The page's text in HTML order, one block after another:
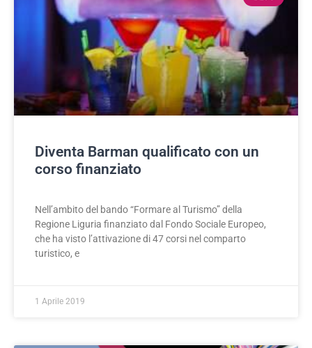
Diventa Barman qualificato con un
corso finanziato
Nell’ambito del bando “Formare al Turismo” della
Regione Liguria finanziato dal Fondo Sociale Europeo,
che ha visto l’attivazione di 47 corsi nel comparto
turistico, e
1 Aprile 2019